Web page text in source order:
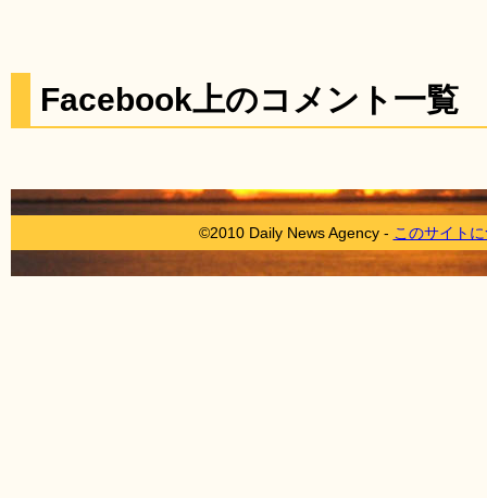
Facebook上のコメント一覧
©2010 Daily News Agency - このサイト